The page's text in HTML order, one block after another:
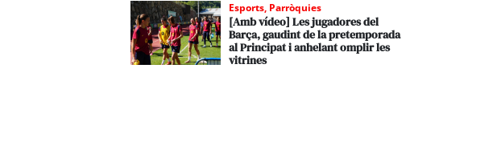
Esports, Parròquies
[Amb vídeo] Les jugadores del
Barça, gaudint de la pretemporada
al Principat i anhelant omplir les
vitrines